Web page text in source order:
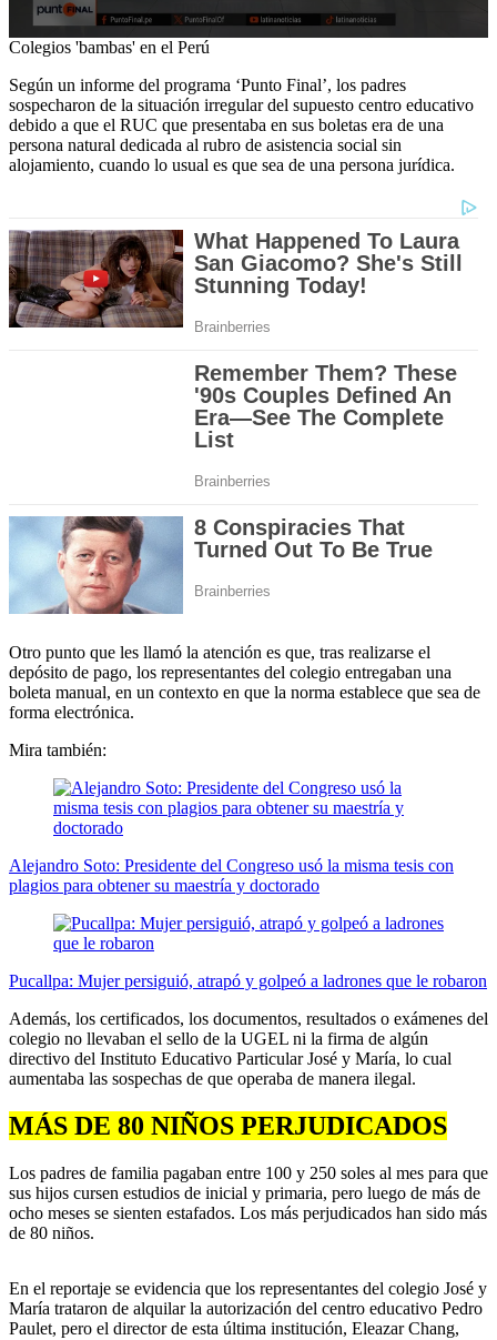
0
seconds
of
4
minutes,
58
seconds
Colegios 'bambas' en el Perú
Según un informe del programa ‘Punto Final’, los padres
sospecharon de la situación irregular del supuesto centro educativo
debido a que el RUC que presentaba en sus boletas era de una
persona natural dedicada al rubro de asistencia social sin
alojamiento, cuando lo usual es que sea de una persona jurídica.
Otro punto que les llamó la atención es que, tras realizarse el
depósito de pago, los representantes del colegio entregaban una
boleta manual, en un contexto en que la norma establece que sea de
forma electrónica.
Mira también:
Alejandro Soto: Presidente del Congreso usó la misma tesis con
plagios para obtener su maestría y doctorado
Pucallpa: Mujer persiguió, atrapó y golpeó a ladrones que le robaron
Además, los certificados, los documentos, resultados o exámenes del
colegio no llevaban el sello de la UGEL ni la firma de algún
directivo del Instituto Educativo Particular José y María, lo cual
aumentaba las sospechas de que operaba de manera ilegal.
MÁS DE 80 NIÑOS PERJUDICADOS
Los padres de familia pagaban entre 100 y 250 soles al mes para que
sus hijos cursen estudios de inicial y primaria, pero luego de más de
ocho meses se sienten estafados. Los más perjudicados han sido más
de 80 niños.
En el reportaje se evidencia que los representantes del colegio José y
María trataron de alquilar la autorización del centro educativo Pedro
Paulet, pero el director de esta última institución, Eleazar Chang,